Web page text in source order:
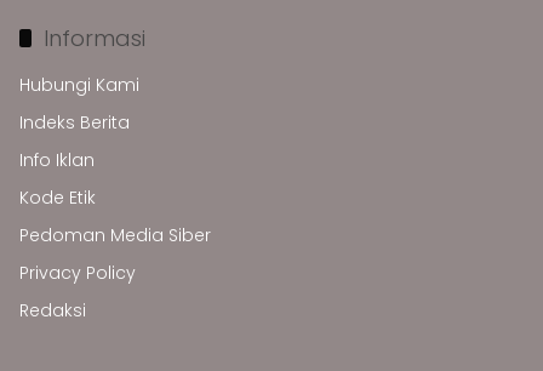
Informasi
Hubungi Kami
Indeks Berita
Info Iklan
Kode Etik
Pedoman Media Siber
Privacy Policy
Redaksi